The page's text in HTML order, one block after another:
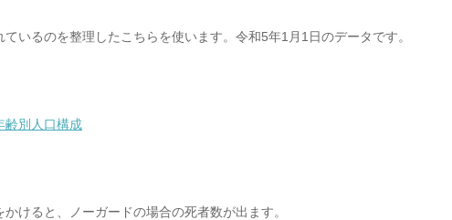
ているのを整理したこちらを使います。令和5年1月1日のデータです。
齢別人口構成
けると、ノーガードの場合の死者数が出ます。